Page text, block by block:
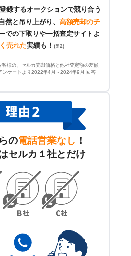
録するオークションで競り合う
然と吊り上がり、 高額売却のチ
での下取りや一括査定サイトよ
売れた実績も！ (※2)
様の、セルカ売却価格と他社査定額の差額
ンケートより2022年4月～2024年9月 回答
の電話営業なし ！
セルカ１社とだけ